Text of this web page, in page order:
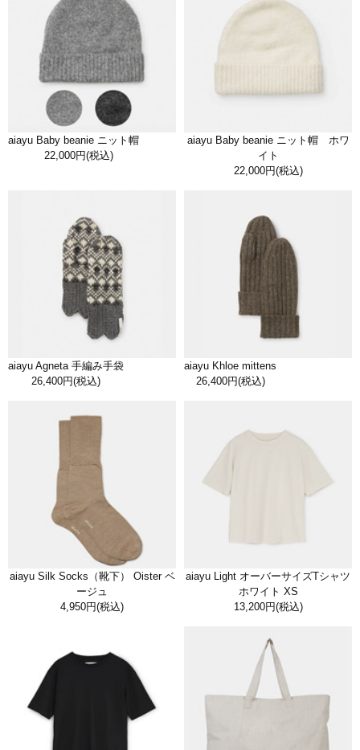
aiayu Baby beanie ニット帽
22,000円(税込)
aiayu Baby beanie ニット帽 ホワ
イト
22,000円(税込)
aiayu Agneta 手編み手袋
26,400円(税込)
aiayu Khloe mittens
26,400円(税込)
aiayu Silk Socks（靴下） Oister ベ
ージュ
4,950円(税込)
aiayu Light オーバーサイズTシャツ
ホワイト XS
13,200円(税込)